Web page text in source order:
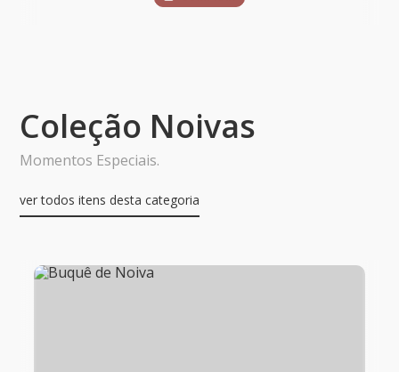
Coleção Noivas
Momentos Especiais.
ver todos itens desta categoria